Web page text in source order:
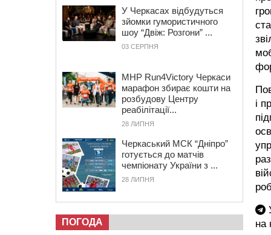
і
на
У Черкасах відбудуться
зйомки гумористичного
шоу “Двіж: Розгони” ...
03 СЕРПНЯ
MHP Run4Victory Черкаси
марафон збирає кошти на
розбудову Центру
реабілітації...
28 ЛИПНЯ
Черкаський МСК “Дніпро”
готується до матчів
чемпіонату України з ...
28 ЛИПНЯ
ПОГОДА